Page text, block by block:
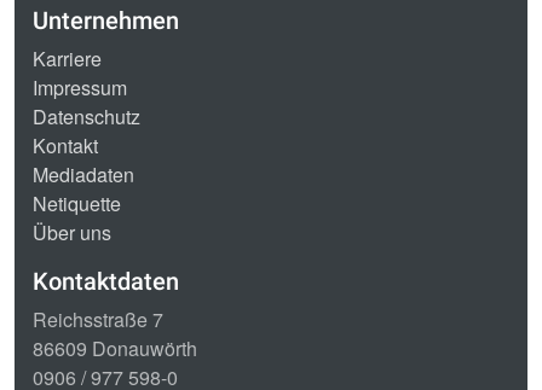
Unternehmen
Karriere
Impressum
Datenschutz
Kontakt
Mediadaten
Netiquette
Über uns
Kontaktdaten
Reichsstraße 7
86609 Donauwörth
0906 / 977 598-0